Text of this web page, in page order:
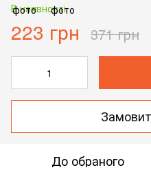
В наявності
223 грн 371 грн
До обраного